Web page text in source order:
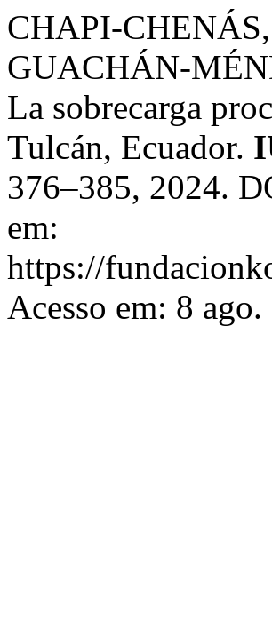
CHAPI-
GUACHÁN-
La sobrecarga
Tulcán, Ecuador.
376–385, 2024.
em:
https://
Acesso em: 8